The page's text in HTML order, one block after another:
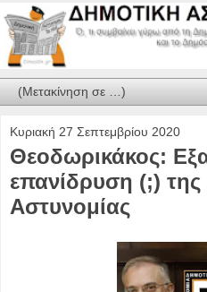
Κυριακή 27 Σεπτεμβρίου 2020
Θεοδωρικάκος:
επανίδρυση (;) της
Αστυνομίας